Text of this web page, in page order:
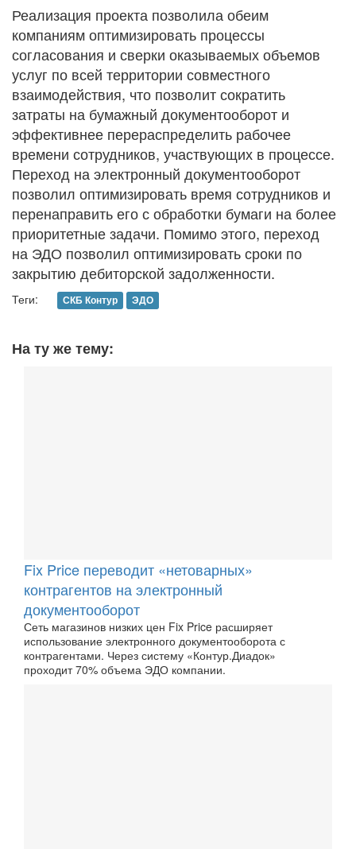
Реализация проекта позволила обеим
компаниям оптимизировать процессы
согласования и сверки оказываемых объемов
услуг по всей территории совместного
взаимодействия, что позволит сократить
затраты на бумажный документооборот и
эффективнее перераспределить рабочее
времени сотрудников, участвующих в процессе.
Переход на электронный документооборот
позволил оптимизировать время сотрудников и
перенаправить его с обработки бумаги на более
приоритетные задачи. Помимо этого, переход
на ЭДО позволил оптимизировать сроки по
закрытию дебиторской задолженности.
Теги: СКБ Контур ЭДО
На ту же тему:
Fix Price переводит «нетоварных»
контрагентов на электронный
документооборот
Сеть магазинов низких цен Fix Price расширяет
использование электронного документооборота с
контрагентами. Через систему «Контур.Диадок»
проходит 70% объема ЭДО компании.